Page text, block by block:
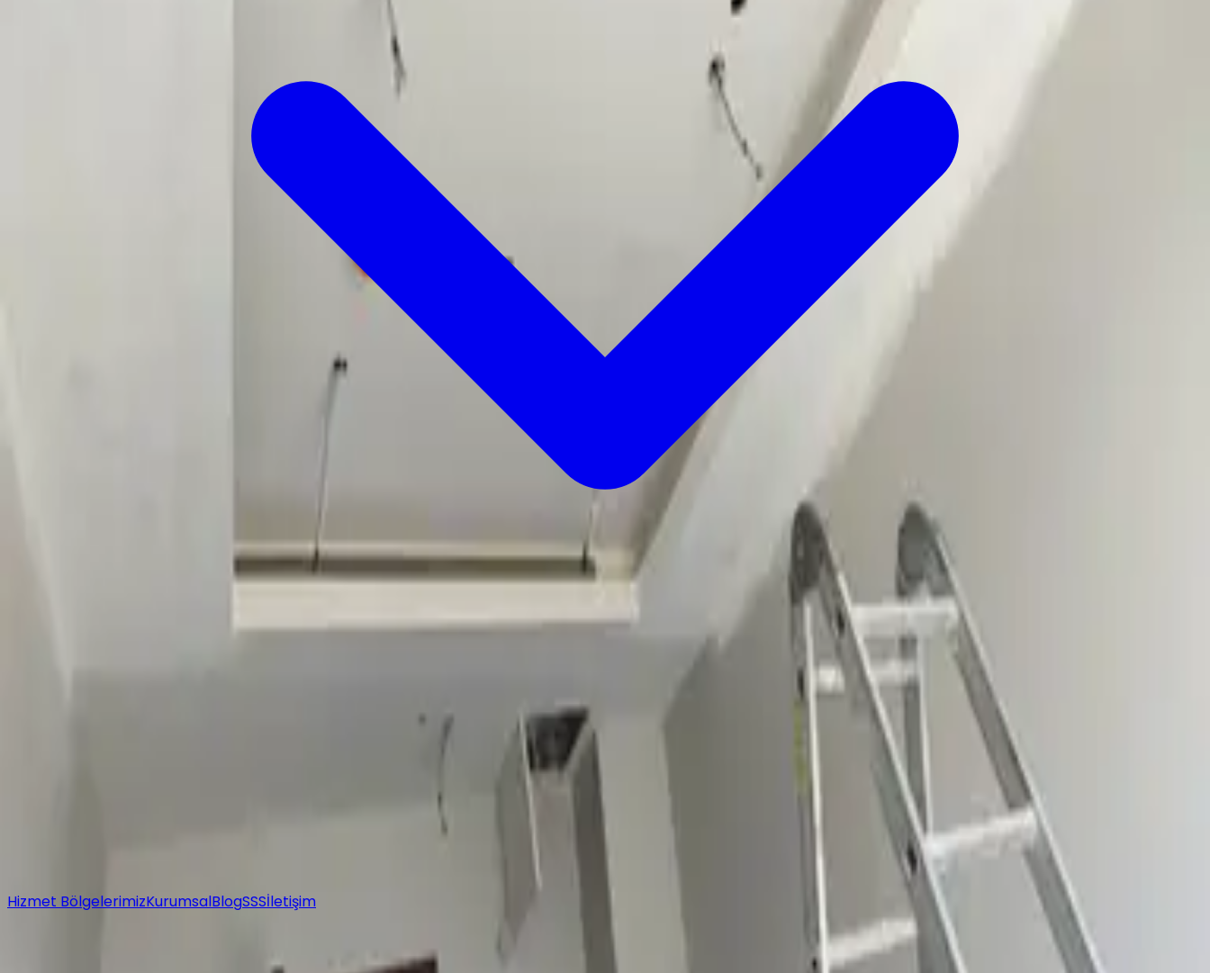
Hizmet BölgelerimizKurumsalBlogSSSİletişim